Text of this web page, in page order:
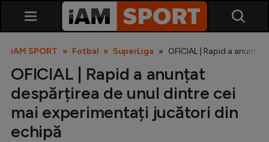
iAM SPORT Fotbal SuperLiga OFICIAL | Rapid a
OFICIAL | Rapid a anunțat
despărțirea de unul dintre cei
mai experimentați jucători din
echipă